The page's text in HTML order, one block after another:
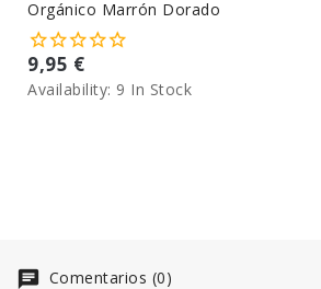
Orgánico Marrón Dorado
9,95 €
Availability: 9 In Stock
Comentarios (0)